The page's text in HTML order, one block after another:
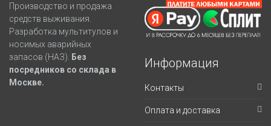
Производство и продажа
средств выживания.
Разработка мультитулов и
носимых аварийных
запасов (НАЗ).
Без
посредников со склада в
Москве.
Информация
Контакты
Оплата и доставка